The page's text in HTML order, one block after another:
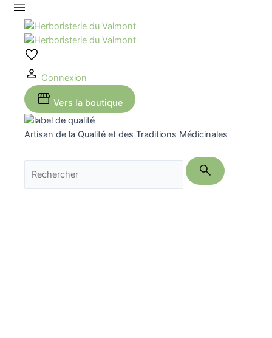
Aller
contenu
Connexion
Vers la boutique
Artisan de la Qualité et des Traditions Médicinales